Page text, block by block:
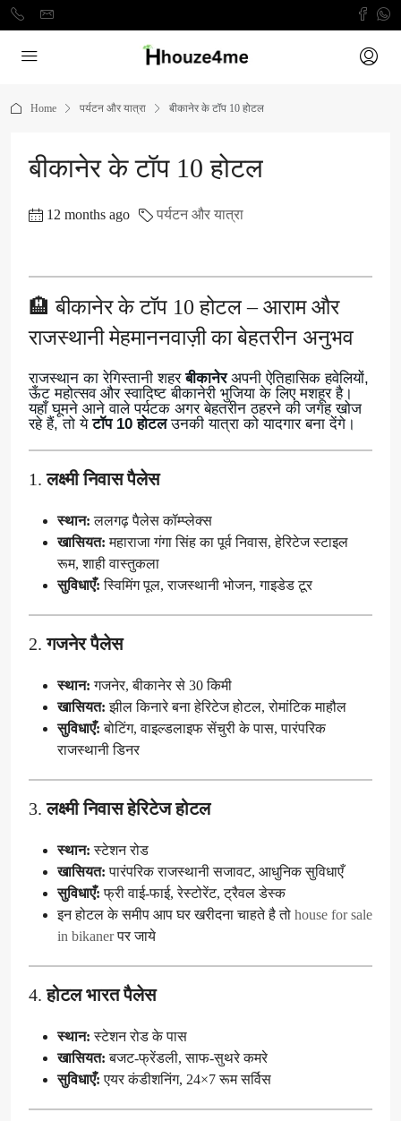
Home पर्यटन और यात्रा बीकानेर के टॉप 10 होटल
बीकानेर के टॉप 10 होटल
12 months ago पर्यटन और यात्रा
🏨 बीकानेर के टॉप 10 होटल – आराम और
राजस्थानी मेहमाननवाज़ी का बेहतरीन अनुभव
राजस्थान का रेगिस्तानी शहरबीकानेरअपनी ऐतिहासिक हवेलियों,
ऊँट महोत्सव और स्वादिष्ट बीकानेरी भुजिया के लिए मशहूर है।
यहाँ घूमने आने वाले पर्यटक अगर बेहतरीन ठहरने की जगह खोज
रहे हैं, तो येटॉप 10 होटलउनकी यात्रा को यादगार बना देंगे।
1.लक्ष्मी निवास पैलेस
स्थान: ललगढ़ पैलेस कॉम्प्लेक्स
खासियत: महाराजा गंगा सिंह का पूर्व निवास, हेरिटेज स्टाइल
रूम, शाही वास्तुकला
सुविधाएँ: स्विमिंग पूल, राजस्थानी भोजन, गाइडेड टूर
2.गजनेर पैलेस
स्थान: गजनेर, बीकानेर से 30 किमी
खासियत: झील किनारे बना हेरिटेज होटल, रोमांटिक माहौल
सुविधाएँ: बोटिंग, वाइल्डलाइफ सेंचुरी के पास, पारंपरिक
राजस्थानी डिनर
3.लक्ष्मी निवास हेरिटेज होटल
स्थान: स्टेशन रोड
खासियत: पारंपरिक राजस्थानी सजावट, आधुनिक सुविधाएँ
सुविधाएँ: फ्री वाई-फाई, रेस्टोरेंट, ट्रैवल डेस्क
इन होटल के समीप आप घर खरीदना चाहते है तो house for sale
in bikanerपर जाये
4.होटल भारत पैलेस
स्थान: स्टेशन रोड के पास
खासियत: बजट-फ्रेंडली, साफ-सुथरे कमरे
सुविधाएँ: एयर कंडीशनिंग, 24×7 रूम सर्विस